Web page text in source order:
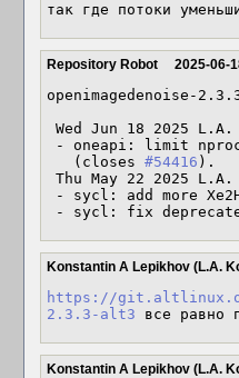
так где потоки
Repository Robot 2025-06-
openimagedenoise-
Wed Jun 18 2025
   (closes
#54416 ).
Thu May 22 2025
- sycl: fix
Konstantin A Lepikhov (L.A.
https://
2.3.3-alt3 все равно
Konstantin A Lepikhov (L.A.